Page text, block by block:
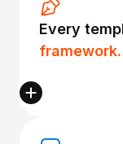
Every
framework.